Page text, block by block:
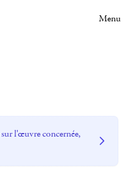
Menu
l'œuvre concernée,